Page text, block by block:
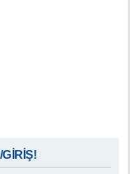
GİRİŞ!